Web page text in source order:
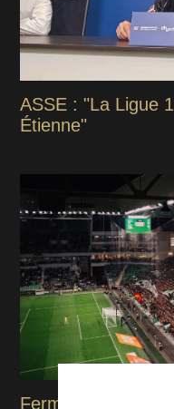
ASSE : "La Ligue
Étienne"
Fermeture des